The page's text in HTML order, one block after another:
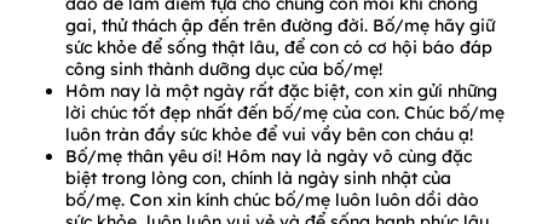
gai, thử thách ập đến trên đường đời. Bố/mẹ hãy giữ
sức khỏe để sống thật lâu, để con có cơ hội báo đáp
công sinh thành dưỡng dục của bố/mẹ!
Hôm nay là một ngày rất đặc biệt, con xin gửi những
lời chúc tốt đẹp nhất đến bố/mẹ của con. Chúc bố/mẹ
luôn tràn đầy sức khỏe để vui vầy bên con cháu ạ!
Bố/mẹ thân yêu ơi! Hôm nay là ngày vô cùng đặc
biệt trong lòng con, chính là ngày sinh nhật của
bố/mẹ. Con xin kính chúc bố/mẹ luôn luôn dồi dào